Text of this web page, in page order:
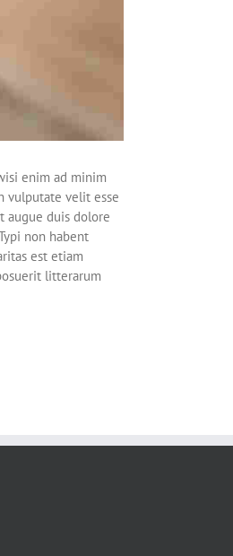
enim ad minim
vulputate velit esse
augue duis dolore
non habent
est etiam
litterarum